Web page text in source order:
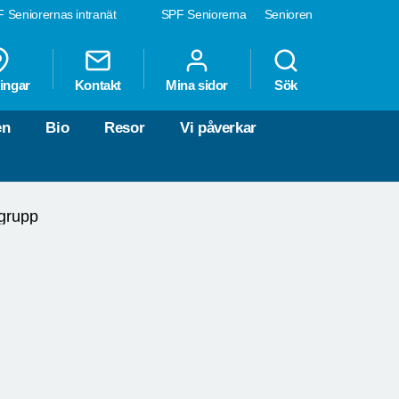
SPF Seniorerna Senioren
Seniorernas intranät
Kontakt Mina sidor Sök
Bio Resor Vi påverkar